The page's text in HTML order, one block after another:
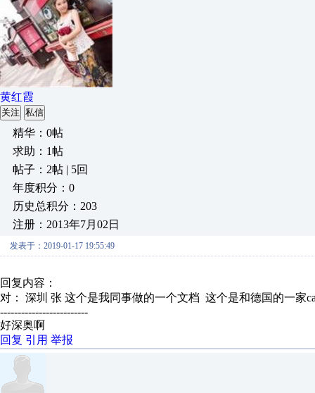
黄红霞
关注 私信
精华：0帖
求助：1帖
帖子：2帖 | 5回
年度积分：0
历史总积分：203
注册：2013年7月02日
发表于：2019-01-17 19:55:49
回复内容：
对： 深圳 张 这个是我同事做的一个文档 这个是和德国的一家
-------------------------
好深奥啊
回复 引用 举报